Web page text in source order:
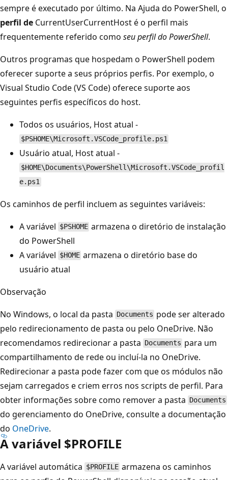
sempre é executado por último. Na Ajuda do PowerShell, o
perfil de CurrentUserCurrentHost é o perfil mais
frequentemente referido como seu perfil do PowerShell.
Outros programas que hospedam o PowerShell podem
oferecer suporte a seus próprios perfis. Por exemplo, o
Visual Studio Code (VS Code) oferece suporte aos
seguintes perfis específicos do host.
Todos os usuários, Host atual -
$PSHOME\Microsoft.VSCode_profile.ps1
Usuário atual, Host atual -
$HOME\Documents\PowerShell\Microsoft.VSCode_profil
e.ps1
Os caminhos de perfil incluem as seguintes variáveis:
A variável $PSHOME armazena o diretório de instalação
do PowerShell
A variável $HOME armazena o diretório base do
usuário atual
Observação
No Windows, o local da pasta Documents pode ser alterado
pelo redirecionamento de pasta ou pelo OneDrive. Não
recomendamos redirecionar a pasta Documents para um
compartilhamento de rede ou incluí-la no OneDrive.
Redirecionar a pasta pode fazer com que os módulos não
sejam carregados e criem erros nos scripts de perfil. Para
obter informações sobre como remover a pasta Documents
do gerenciamento do OneDrive, consulte a documentação
do OneDrive.
A variável $PROFILE
A variável automática $PROFILE armazena os caminhos